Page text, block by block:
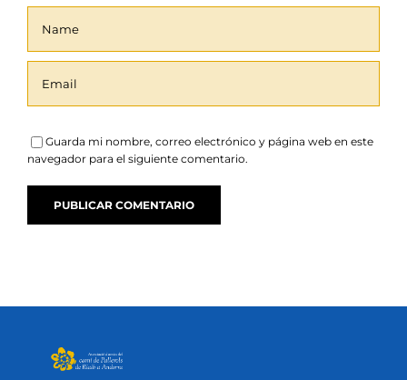
Guarda mi nombre, correo electrónico y página web en este
navegador para el siguiente comentario.